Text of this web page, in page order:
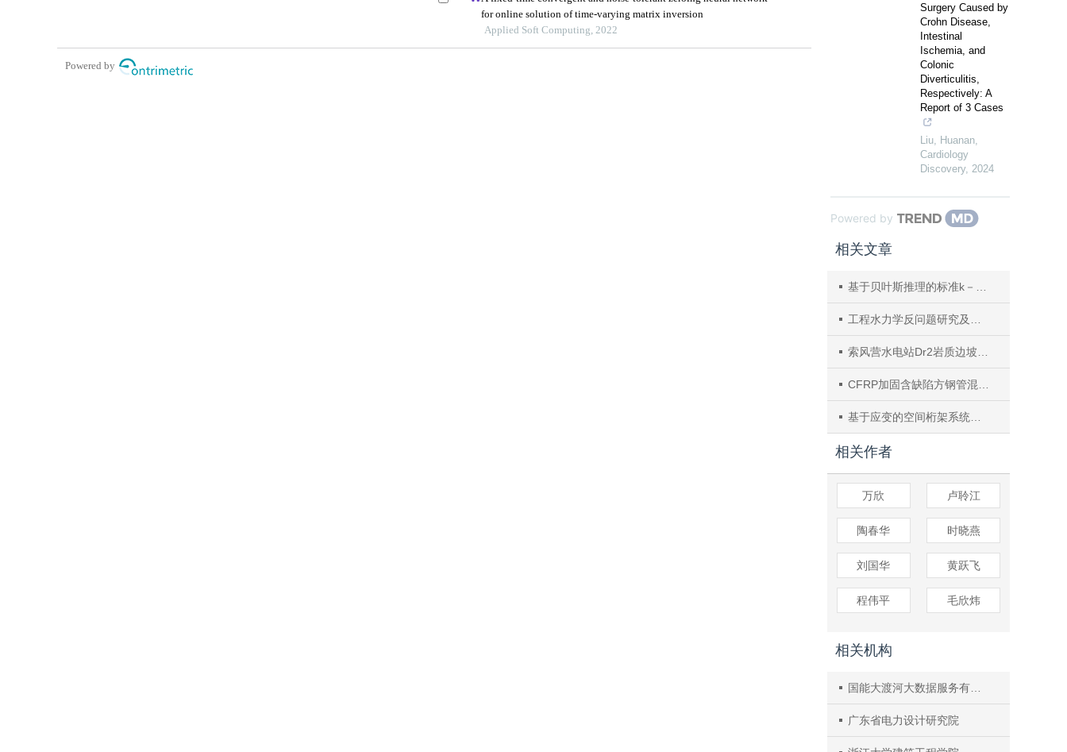
Surgery Caused by
Crohn Disease,
Intestinal
Ischemia, and
Colonic
Diverticulitis,
Respectively: A
Report of 3 Cases
Liu, Huanan,
Cardiology
Discovery, 2024
Powered by
相关文章
基于贝叶斯推理的标准k－ε湍流模型参数识别
工程水力学反问题研究及应用
索风营水电站Dr2岩质边坡渐进破坏全过程数值模拟
CFRP加固含缺陷方钢管混凝土短柱轴压性能
基于应变的空间桁架系统热变形重构方法研究
相关作者
万欣 卢聆江
陶春华 时晓燕
刘国华 黄跃飞
程伟平 毛欣炜
相关机构
国能大渡河大数据服务有限公司
广东省电力设计研究院